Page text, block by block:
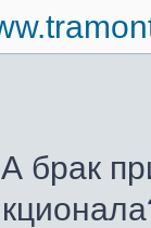
А брак